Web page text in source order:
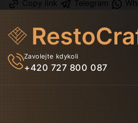
Copy link Telegram
Zavolejte kdykoli
+420 727 800 087